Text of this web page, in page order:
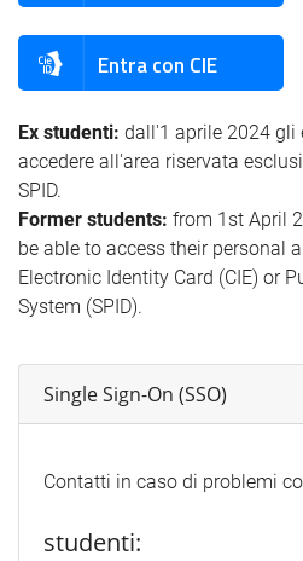
Entra con CIE
Ex studenti: dall'1 aprile 2024 gli
accedere all'area riservata
SPID.
Former students: from 1st April
be able to access their personal
Electronic Identity Card (CIE) or
System (SPID).
Single Sign-On (SSO)
Contatti in caso di problemi
studenti: